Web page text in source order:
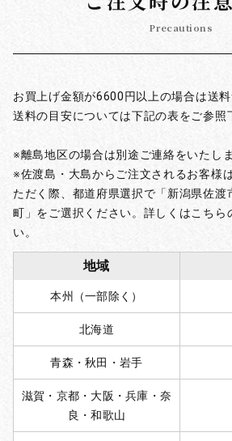
Precautions
お買上げ金額が6600円以上の場合は送料
送料の目安については下記の表をご参照
※離島地区の場合は別途ご連絡をいたしま
※佐渡島・大島からご注文されるお客様
ただく際、都道府県選択で「新潟県佐渡
町」をご選択ください。詳しくはこちら
い。
地域
本州（一部除く）
北海道
青森・秋田・岩手
滋賀・京都・大阪・兵庫・奈
良・和歌山